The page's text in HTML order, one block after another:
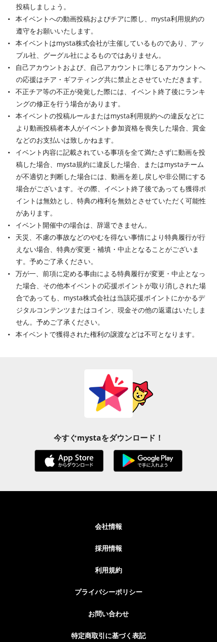
投稿しましょう。
本イベントへの動画投稿およびチアに際し、mysta利用規約の
遵守をお願いいたします。
本イベントはmysta株式会社が主催しているものであり、アッ
プル社、グーグル社によるものではありません。
自己アカウントおよび、自己アカウントに準じるアカウントへ
の応援はチア・ギフティング共に禁止とさせていただきます。
不正チア等の不正が発覚した際には、イベント終了後にランキ
ングの修正を行う場合があります。
本イベントの投稿ルールまたはmysta利用規約への違反などに
より動画投稿者本人がイベント参加資格を喪失した場合、賞金
などのお支払いは致しかねます。
イベント内容に記載されている事項を全て満たさずに動画を投
稿した場合、mysta規約に違反した場合、またはmystaチーム
が不適切と判断した場合には、動画を差し戻しや非公開にする
場合がございます。その際、イベント終了後であっても獲得ポ
イントは無効とし、特典の権利を無効とさせていただく可能性
があります。
イベント開催中の場合は、辞退できません。
天災、不慮の事故などのやむを得ない事情により特典履行が行
えない場合、特典が変更・補填・中止となることがございま
す。予めご了承ください。
万が一、前項に定める事由による特典履行が変更・中止となっ
た場合、その他本イベントの応援ポイントが取り消しされた場
合であっても、mysta株式会社は当該応援ポイントにかかるデ
ジタルコンテンツまたはコイン、現金その他の返還はいたしま
せん。予めご了承ください。
本イベントで獲得された権利の譲渡などは不可となります。
今すぐmystaをダウンロード！
会社情報
採用情報
利用規約
プライバシーポリシー
お問い合わせ
特定商取引に基づく表記